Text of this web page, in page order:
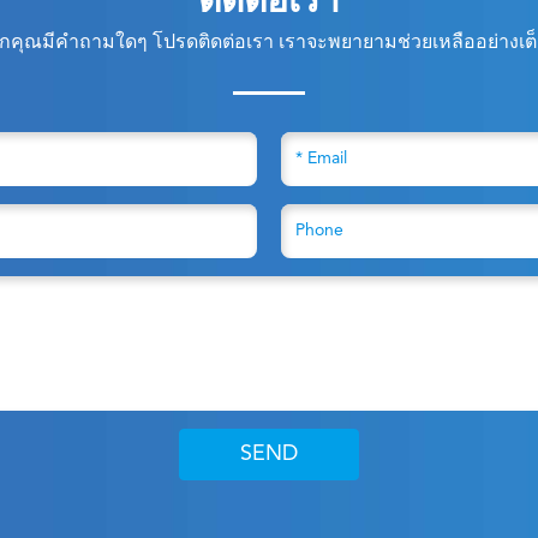
คุณมีคำถามใดๆ โปรดติดต่อเรา เราจะพยายามช่วยเหลืออย่างเ
SEND